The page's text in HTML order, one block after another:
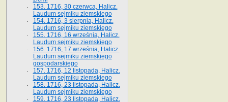
153. 1716, 30 czerwca, Halicz.
Laudum sejmiku ziemskiego
154. 1716, 3 sierpnia, Halicz.
Laudum sejmiku ziemskiego
155. 1716, 16 września, Halicz.
Laudum sejmiku ziemskiego
156. 1716, 17 września, Halicz.
Laudum sejmiku ziemskiego
gospodarskiego
157. 1716, 12 listopada, Halicz.
Laudum sejmiku ziemskiego
158. 1716, 23 listopada, Halicz.
Laudum sejmiku ziemskiego
159. 1716, 23 listopada, Halicz.